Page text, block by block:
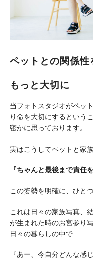
ペットとの関係
もっと大切に
当フォトスタジオがペッ
り命を大切にするという
密かに思っております。
実はこうしてペットと家
『ちゃんと最後まで責任
この姿勢を明確に、ひと
これは日々の家族写真、
が生まれた時のお宮参り
日々の暮らしの中で
『あー、今自分どんな感